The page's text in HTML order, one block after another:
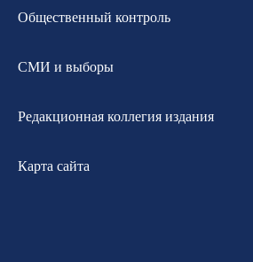
Общественный контроль
СМИ и выборы
Редакционная коллегия издания
Карта сайта